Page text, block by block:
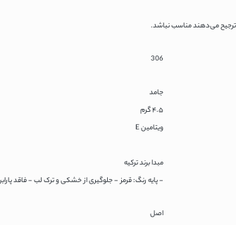
ترجیح می‌دهند مناسب نباشد.
306
جامد
۴.۵ گرم
ویتامین E
مبدا برند ترکیه
- پایه رنگ: قرمز - جلوگیری از خشکی و ترک لب - فاقد پارابن - مورد تأیید متخصصین
اصل